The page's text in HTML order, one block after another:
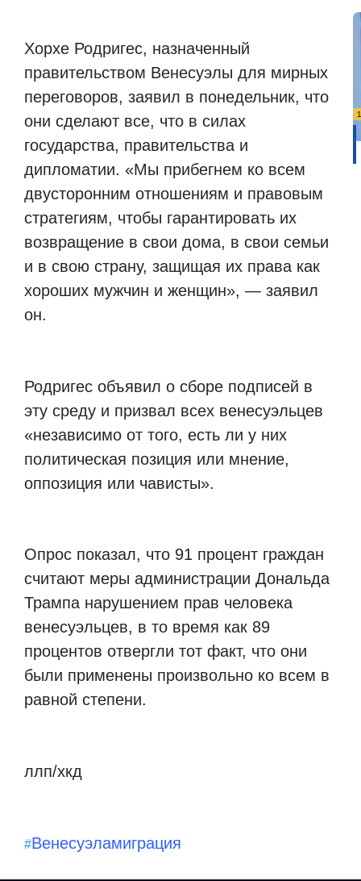
Хорхе Родригес, назначенный
правительством Венесуэлы для мирных
переговоров, заявил в понедельник, что
они сделают все, что в силах
государства, правительства и
дипломатии. «Мы прибегнем ко всем
двусторонним отношениям и правовым
стратегиям, чтобы гарантировать их
возвращение в свои дома, в свои семьи
и в свою страну, защищая их права как
хороших мужчин и женщин», — заявил
он.
Родригес объявил о сборе подписей в
эту среду и призвал всех венесуэльцев
«независимо от того, есть ли у них
политическая позиция или мнение,
оппозиция или чависты».
Опрос показал, что 91 процент граждан
считают меры администрации Дональда
Трампа нарушением прав человека
венесуэльцев, в то время как 89
процентов отвергли тот факт, что они
были применены произвольно ко всем в
равной степени.
ллп/хкд
#Венесуэламиграция